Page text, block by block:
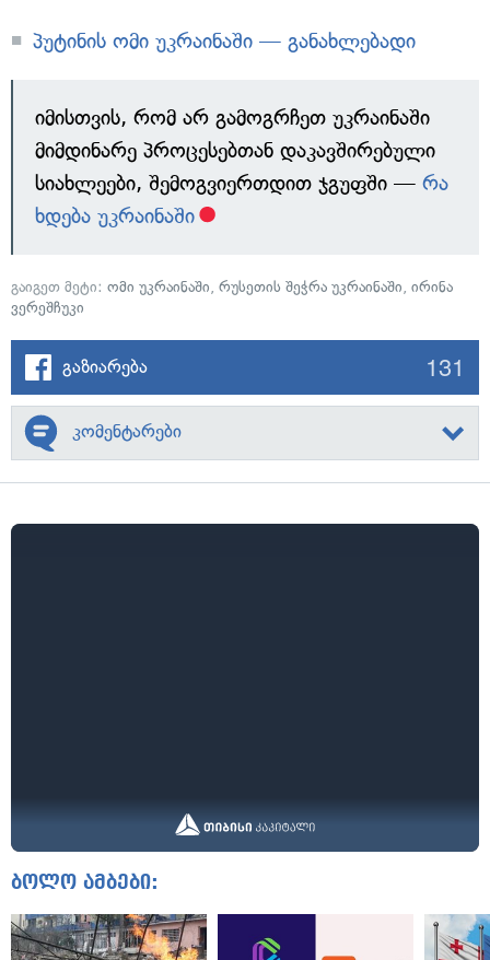
პუტინის ომი უკრაინაში — განახლებადი
იმისთვის, რომ არ გამოგრჩეთ უკრაინაში
მიმდინარე პროცესებთან დაკავშირებული
სიახლეები, შემოგვიერთდით ჯგუფში — რა
ხდება უკრაინაში
გაიგეთ მეტი: ომი უკრაინაში, რუსეთის შეჭრა უკრაინაში, ირინა
ვერეშჩუკი
გაზიარება 131
კომენტარები
ბოლო ამბები: